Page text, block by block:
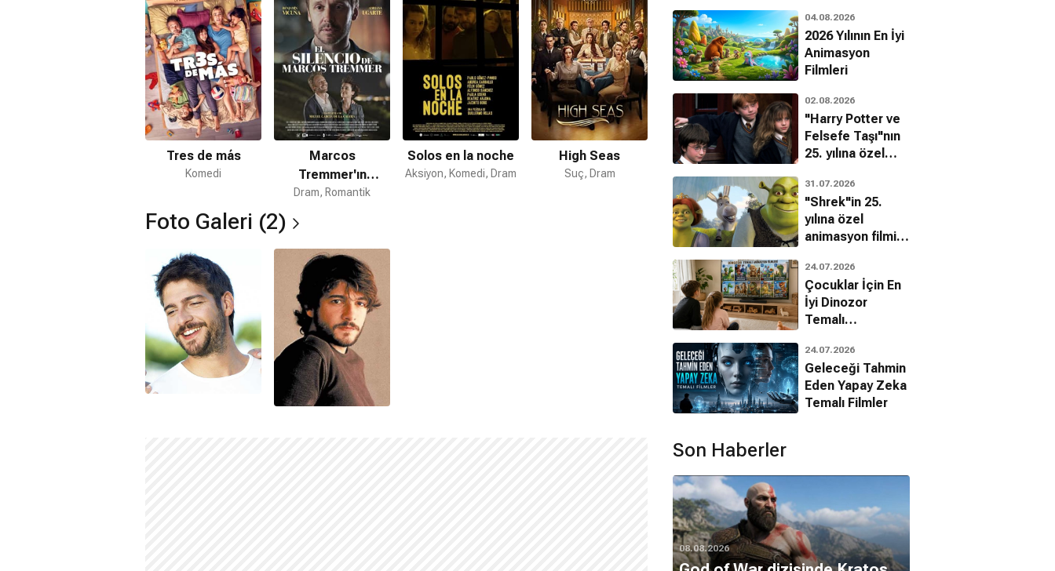
Tres de más
Komedi
Marcos
Tremmer'ın
Sessizliği
Dram, Romantik
Solos en la noche
Aksiyon, Komedi, Dram
High Seas
Suç, Dram
Foto Galeri (2)
04.08.2026
2026 Yılının En İyi
Animasyon
Filmleri
02.08.2026
"Harry Potter ve
Felsefe Taşı"nın
25. yılına özel
bilinmeyenleri!
31.07.2026
"Shrek"in 25.
yılına özel
animasyon filmin
24.07.2026
Çocuklar İçin En
İyi Dinozor
Temalı
Filmleri
24.07.2026
Geleceği Tahmin
Eden Yapay Zeka
Temalı Filmler
Son Haberler
08.08.2026